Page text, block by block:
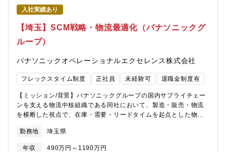
人に依存しがちな営業手法を「勝ちパターン」の言語化やマニュ
アル化、顧客管理手法（SFA/CRM等）のアップデートなど、組織
として勝つためのプロセス構築を行います。■組織マネジメント：
営業部全体の目標（KPI/KGI）設定と進捗管理、次世代メンバーの
育成。【入社後のステップ（次期部長へのロードマップ）】
ら現場に出向き、当社の商材・技術・既存顧客の特性を肌で理解
していただきます。◆STEP2（戦略構築へシフト）： 現場感が掴
めた段階で、重要顧客の対応と並行しながら、営業手法の構築や
マネジメント50％）。◆STEP3（次期部長へ）： 将来的にはプレ
イングから離れ、営業部を統括する「部長」として組織運営全般
をお任せします。【ポジションの魅力】◆上場企業の「仕組み」
を創る面白さ完成された組織の歯車になるのではなく、自身のマ
トに牽引できる圧倒的な裁量があります。◆強力な営業部隊・技
入社実績あり
【埼玉】SCM戦略・物流最適化（パナソニックグ
ループ）
パナソニックオペレーショナルエクセレンス株式会社
フレックスタイム制度 正社員 未経験可 退職金制度有
【ミッション/背景】パナソニックグループの国内サプライチェー
ンを支える物流中核組織である同社において、製造・販売・物流
を横断した視点で、在庫・需要・リードタイムを起点とした物流
への対応に加え、国内需要の変化や製品ライフサイクル短期化に
より、従来型の拠点単位・部分最適の物流運営から、需要・在
勤務地 埼玉県
年収 490万円～1190万円